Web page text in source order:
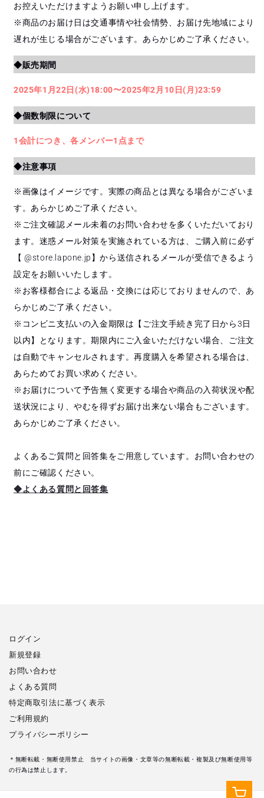
ー
お控えいただけますようお願い申し上げます。
※商品のお届け日は交通事情や社会情勢、お届け先地域により
遅れが生じる場合がございます。あらかじめご了承ください。
◆販売期間
2025年1月22日(水)18:00〜2025年2月10日(月)23:59
◆個数制限について
1会計につき、各メンバー1点まで
◆注意事項
※画像はイメージです。実際の商品とは異なる場合がございま
す。あらかじめご了承ください。
※ご注文確認メール未着のお問い合わせを多くいただいており
ます。迷惑メール対策を実施されている方は、ご購入前に必ず
【 @store.lapone.jp 】から送信されるメールが受信できるよう
設定をお願いいたします。
※お客様都合による返品・交換には応じておりませんので、あ
らかじめご了承ください。
※コンビニ支払いの入金期限は【ご注文手続き完了日から3日
以内】となります。期限内にご入金いただけない場合、ご注文
は自動でキャンセルされます。再度購入を希望される場合は、
あらためてお買い求めください。
※お届けについて予告無く変更する場合や商品の入荷状況や配
送状況により、やむを得ずお届け出来ない場合もございます。
あらかじめご了承ください。
よくあるご質問と回答集をご用意しています。お問い合わせの
前にご確認ください。
◆よくある質問と回答集
ログイン
新規登録
お問い合わせ
よくある質問
特定商取引法に基づく表示
ご利用規約
プライバシーポリシー
＊無断転載・無断使用禁止 当サイトの画像・文章等の無断転載・複製及び無断使用等
の行為は禁止します。